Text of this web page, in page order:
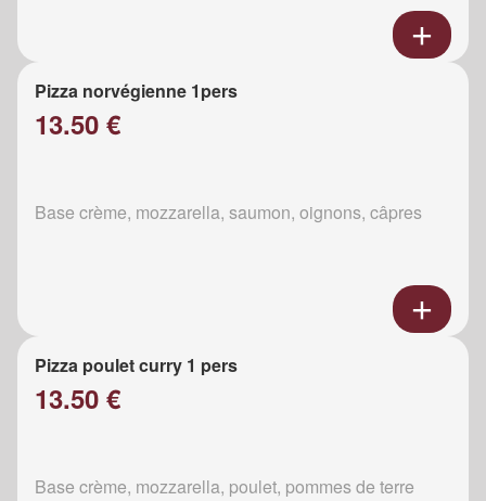
Pizza norvégienne 1pers
13.50 €
Base crème, mozzarella, saumon, oignons, câpres
Pizza poulet curry 1 pers
13.50 €
Base crème, mozzarella, poulet, pommes de terre